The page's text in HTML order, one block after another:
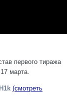
первого тиража
марта.
(смотреть